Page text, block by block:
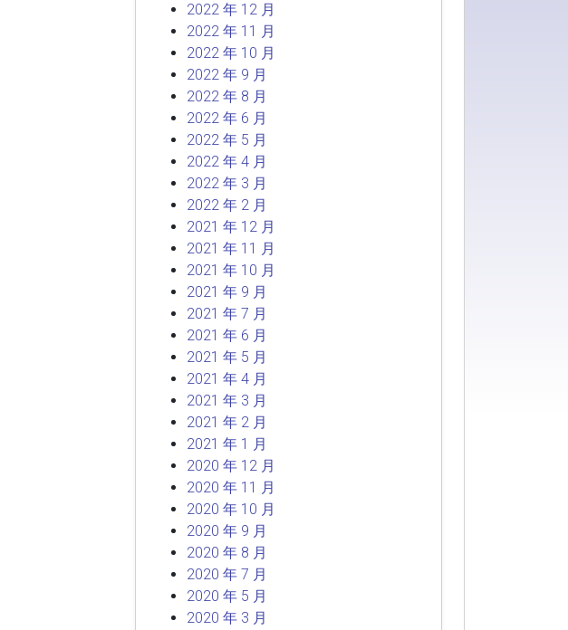
2022 年 12 月
2022 年 11 月
2022 年 10 月
2022 年 9 月
2022 年 8 月
2022 年 6 月
2022 年 5 月
2022 年 4 月
2022 年 3 月
2022 年 2 月
2021 年 12 月
2021 年 11 月
2021 年 10 月
2021 年 9 月
2021 年 7 月
2021 年 6 月
2021 年 5 月
2021 年 4 月
2021 年 3 月
2021 年 2 月
2021 年 1 月
2020 年 12 月
2020 年 11 月
2020 年 10 月
2020 年 9 月
2020 年 8 月
2020 年 7 月
2020 年 5 月
2020 年 3 月